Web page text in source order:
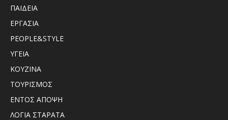
ΠΑΙΔΕΙΑ
ΕΡΓΑΣΙΑ
PEOPLE&STYLE
ΥΓΕΙΑ
ΚΟΥΖΙΝΑ
ΤΟΥΡΙΣΜΟΣ
ΕΝΤΟΣ ΑΠΟΨΗ
ΛΟΓΙΑ ΣΤΑΡΑΤΑ